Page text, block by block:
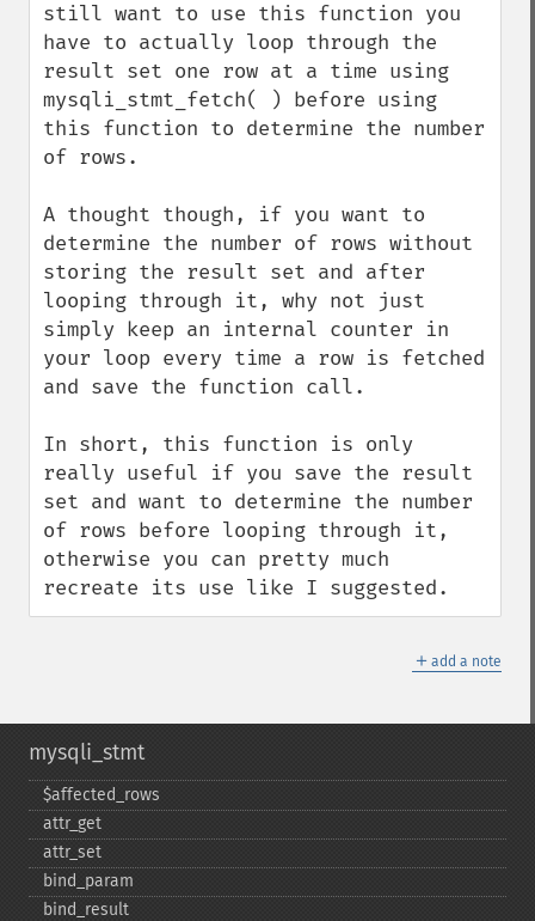
still want to use this function you
have to actually loop through the
result set one row at a time using
mysqli_stmt_fetch( ) before using
this function to determine the number
of rows.
A thought though, if you want to
determine the number of rows without
storing the result set and after
looping through it, why not just
simply keep an internal counter in
your loop every time a row is fetched
and save the function call.
In short, this function is only
really useful if you save the result
set and want to determine the number
of rows before looping through it,
otherwise you can pretty much
recreate its use like I suggested.
＋ add a note
mysqli_stmt
$affected_​rows
attr_​get
attr_​set
bind_​param
bind_​result